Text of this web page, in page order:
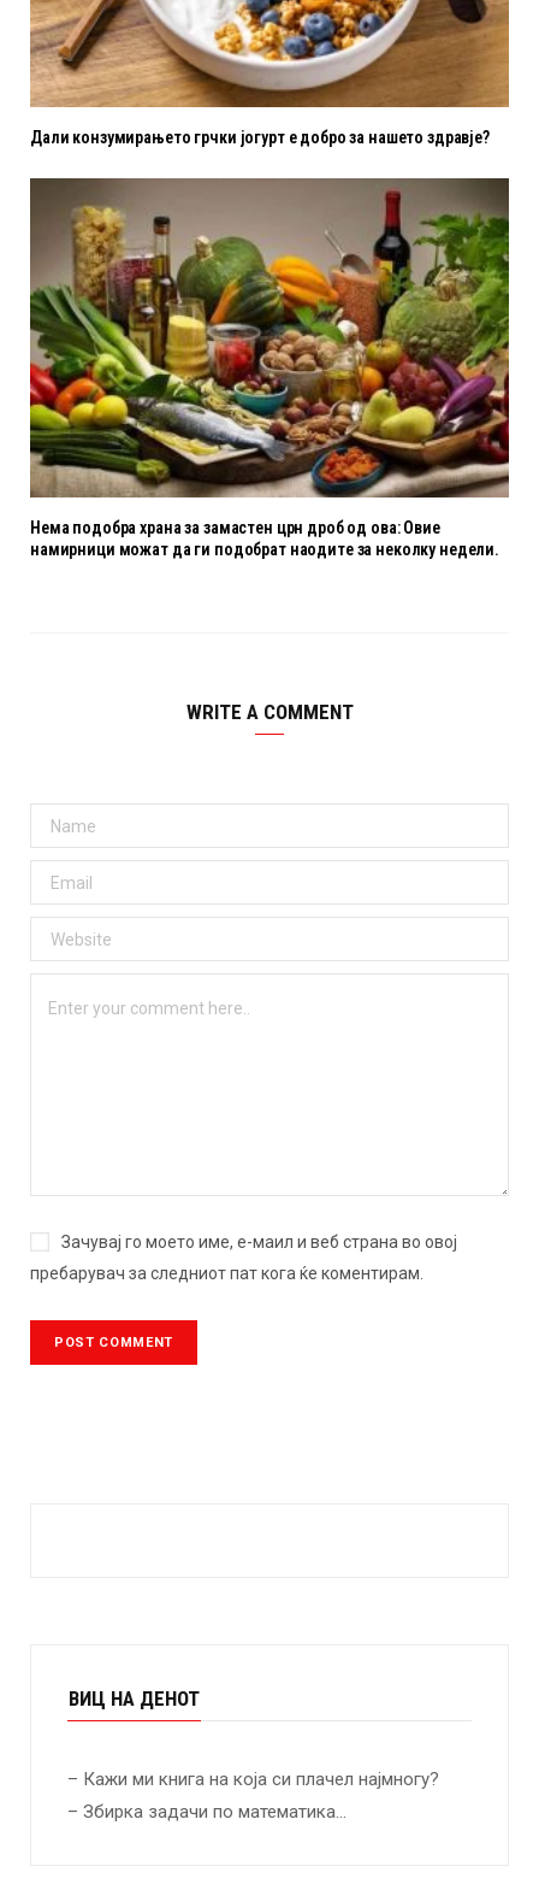
Дали конзумирањето грчки јогурт е добро за нашето здравје?
Нема подобра храна за замастен црн дроб од ова: Овие
намирници можат да ги подобрат наодите за неколку недели.
WRITE A COMMENT
Зачувај го моето име, е-маил и веб страна во овој
пребарувач за следниот пат кога ќе коментирам.
ВИЦ НА ДЕНОТ
– Кажи ми книга на која си плачел најмногу?
– Збирка задачи по математика…